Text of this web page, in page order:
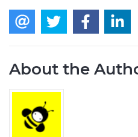
About the